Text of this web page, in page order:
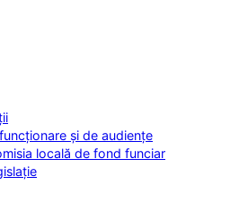
și de audiențe
locală de fond funciar